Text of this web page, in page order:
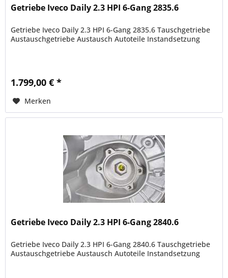
Getriebe Iveco Daily 2.3 HPI 6-Gang 2835.6
Getriebe Iveco Daily 2.3 HPI 6-Gang 2835.6 Tauschgetriebe
Austauschgetriebe Austausch Autoteile Instandsetzung
1.799,00 € *
Merken
Getriebe Iveco Daily 2.3 HPI 6-Gang 2840.6
Getriebe Iveco Daily 2.3 HPI 6-Gang 2840.6 Tauschgetriebe
Austauschgetriebe Austausch Autoteile Instandsetzung